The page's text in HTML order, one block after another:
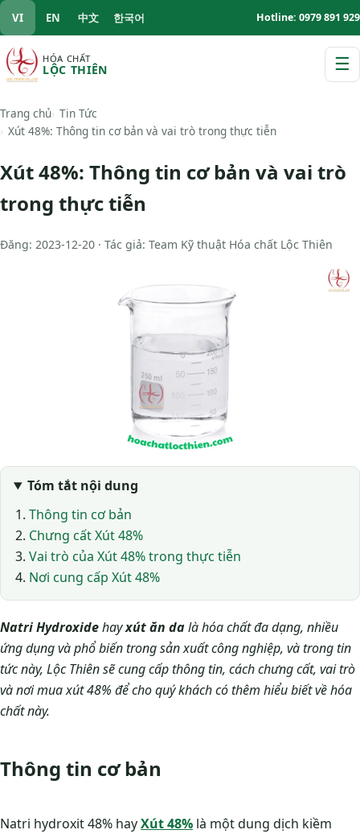
VI EN 中文 한국어 Hotline: 0979 891 929
HÓA CHẤT
LỘC THIÊN ☰
Trang chủ Tin Tức
Xút 48%: Thông tin cơ bản và vai trò trong thực tiễn
Xút 48%: Thông tin cơ bản và vai trò
trong thực tiễn
Đăng: 2023-12-20 · Tác giả: Team Kỹ thuật Hóa chất Lộc Thiên
Tóm tắt nội dung
Thông tin cơ bản
Chưng cất Xút 48%
Vai trò của Xút 48% trong thực tiễn
Nơi cung cấp Xút 48%
Natri Hydroxidehayxút ăn dalà hóa chất đa dạng, nhiều
ứng dụng và phổ biến trong sản xuất công nghiệp, và trong tin
tức này, Lộc Thiên sẽ cung cấp thông tin, cách chưng cất, vai trò
và nơi mua xút 48% để cho quý khách có thêm hiểu biết về hóa
chất này.
Thông tin cơ bản
Natri hydroxit 48% hayXút 48% là một dung dịch kiềm